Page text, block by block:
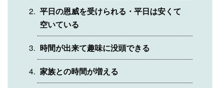
平日の恩威を受けられる・平日は安くて
空いている
時間が出来て趣味に没頭できる
家族との時間が増える